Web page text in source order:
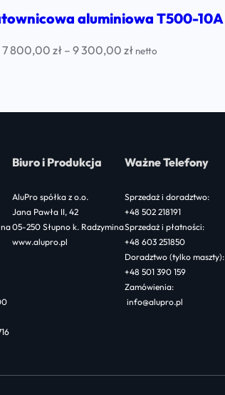
aluminiowa T500-10A
7 800,00 zł – 9 300,00 złPrice
800,00 zł
300,00 zł
netto
Biuro i Produkcja
AluPro spółka z o.o.
Jana Pawła II, 42
05-250 Słupno k. Radzymina
www.alupro.pl
Ważne Telefony
Sprzedaż i doradztwo:
+48 502 218191
Sprzedaż i płatności:
+48 603 251850
Doradztwo (tylko maszty):
+48 501 390 159
Zamówienia:
info@alupro.pl